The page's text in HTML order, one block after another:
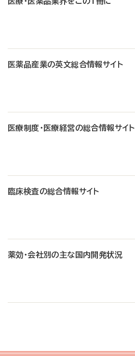
医薬品産業の英文総合情報サイト
医療制度・医療経営の総合情報サイト
臨床検査の総合情報サイト
薬効・会社別の主な国内開発状況